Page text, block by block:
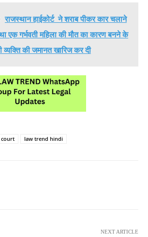
राजस्थान हाईकोर्ट ने शराब पीकर कार चलाने
एक गर्भवती महिला की मौत का कारण बनने के
व्यक्ति की जमानत खारिज कर दी
court law trend hindi
NEXT ARTICLE